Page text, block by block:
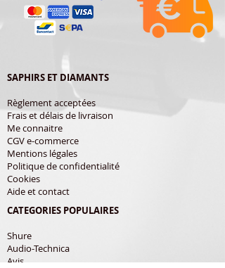
SAPHIRS ET DIAMANTS
Règlement acceptées
Frais et délais de livraison
Me connaitre
CGV e-commerce
Mentions légales
Politique de confidentialité
Cookies
Aide et contact
CATEGORIES POPULAIRES
Shure
Audio-Technica
Avis